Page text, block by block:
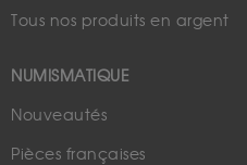
Tous nos produits en argent
NUMISMATIQUE
Nouveautés
Pièces françaises